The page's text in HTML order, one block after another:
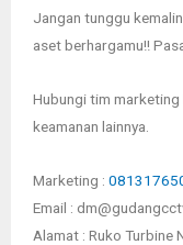
Jangan tunggu
aset berhargamu!!
Hubungi tim marketing
keamanan lainnya.
Marketing :
Email :
Alamat : Ruko Turbine